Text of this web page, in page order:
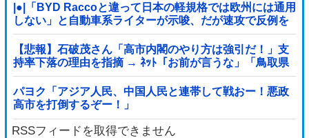
|●|「BYD Raccoと違って日本の軽規格では欧州には通用
しない」と自動車系ライターが示唆、だが速攻で反例を
提示されて即落ち二コマ状態に……
【悲報】石破茂さん「高市内閣のやり方は強引だ！」支
持率下落の理由を指摘 → ﾈｯﾄ「お前が言うな」「鳥取県
だけ減税無しで！」 ｗｗｗｗｗｗｗｗｗ...
パヨク「アジア人民、中国人民と連帯して戦おー！悪政
高市を打倒するぞー！」
RSSフィードを取得できません